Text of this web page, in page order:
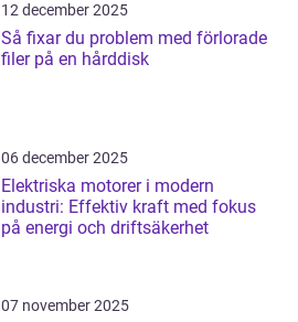
12 december 2025
Så fixar du problem med förlorade
filer på en hårddisk
06 december 2025
Elektriska motorer i modern
industri: Effektiv kraft med fokus
på energi och driftsäkerhet
07 november 2025